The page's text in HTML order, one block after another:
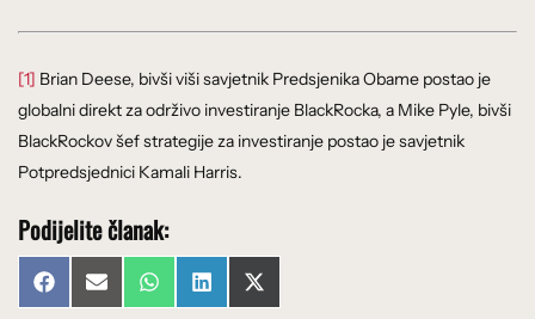
[1] Brian Deese, bivši viši savjetnik Predsjenika Obame postao je
globalni direkt za održivo investiranje BlackRocka, a Mike Pyle, bivši
BlackRockov šef strategije za investiranje postao je savjetnik
Potpredsjednici Kamali Harris.
Podijelite članak:
Share
on
FacebookShare
on
Email Share
on
WhatsAppShare
on
LinkedInShare
on
X
(Twitter)